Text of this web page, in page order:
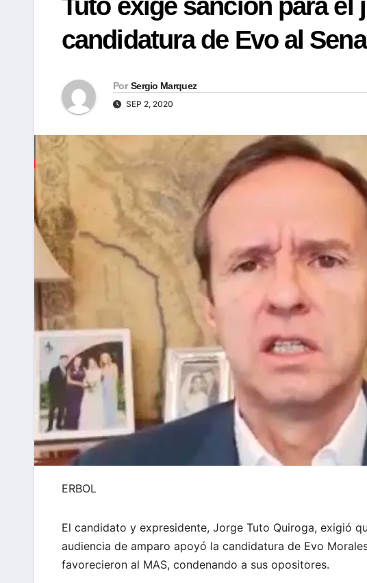
Tuto exige sanción para el
candidatura de Evo al
Por Sergio Marquez
SEP 2, 2020
ERBOL
El candidato y expresidente, Jorge Tuto Quiroga, exigió
audiencia de amparo apoyó la candidatura de Evo
favorecieron al MAS, condenando a sus opositores.